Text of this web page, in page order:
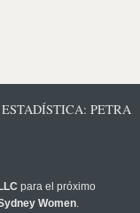
PETRA
para el próximo
Women.